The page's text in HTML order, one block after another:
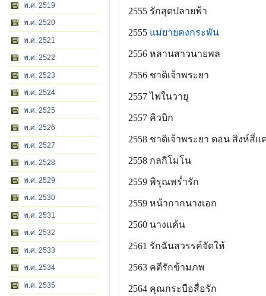
พ.ศ. 2519
พ.ศ. 2520
พ.ศ. 2521
พ.ศ. 2522
พ.ศ. 2523
พ.ศ. 2524
พ.ศ. 2525
พ.ศ. 2526
พ.ศ. 2527
พ.ศ. 2528
พ.ศ. 2529
พ.ศ. 2530
พ.ศ. 2531
พ.ศ. 2532
พ.ศ. 2533
พ.ศ. 2534
พ.ศ. 2535
2555 รักสุดปลายฟ้า
2555 แม่ยายคงกระพัน
2556 หลานสาวนายพล
2556 ชาติเจ้าพระยา
2557 ไฟในวายุ
2557 คิวบิก
2558 ชาติเจ้าพระยา ตอน สิงห์สี่แ
2558 กลกิโมโน
2559 พิรุณพร่ำรัก
2559 หน้ากากนางเอก
2560 นางแค้น
2561 รักฉันสวรรค์จัดให้
2563 คดีรักข้ามภพ
2564 คุณกระบือสื่อรัก